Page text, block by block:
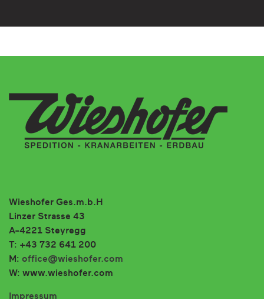
Wieshofer Ges.m.b.H
Linzer Strasse 43
A-4221 Steyregg
T: +43 732 641 200
M: office@wieshofer.com
W: www.wieshofer.com
Impressum